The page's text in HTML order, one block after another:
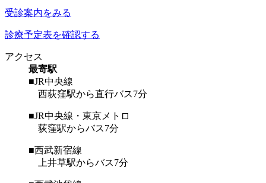
受診案内をみる
診療予定表を確認する
アクセス
最寄駅
■JR中央線
西荻窪駅から直行バス7分
■JR中央線・東京メトロ
荻窪駅からバス7分
■西武新宿線
上井草駅からバス7分